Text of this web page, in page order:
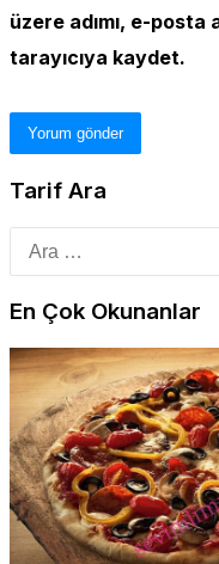
üzere adımı, e-
tarayıcıya kaydet.
Tarif Ara
En Çok Okunanlar